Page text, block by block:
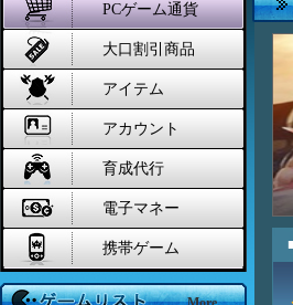
PCゲーム通貨
大口割引商品
アイテム
アカウント
育成代行
電子マネー
携帯ゲーム